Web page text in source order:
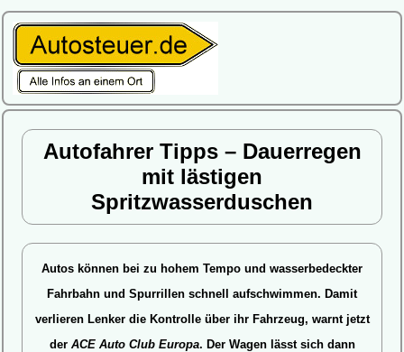
Autofahrer Tipps – Dauerregen
mit lästigen
Spritzwasserduschen
Autos können bei zu hohem Tempo und wasserbedeckter
Fahrbahn und Spurrillen schnell aufschwimmen. Damit
verlieren Lenker die Kontrolle über ihr Fahrzeug, warnt jetzt
der ACE Auto Club Europa. Der Wagen lässt sich dann